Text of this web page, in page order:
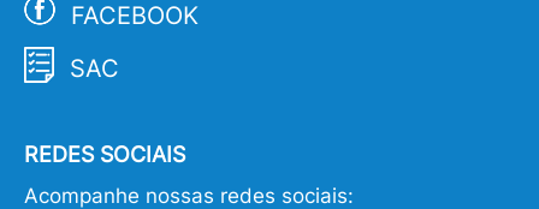
FACEBOOK
SAC
REDES SOCIAIS
Acompanhe nossas redes sociais: